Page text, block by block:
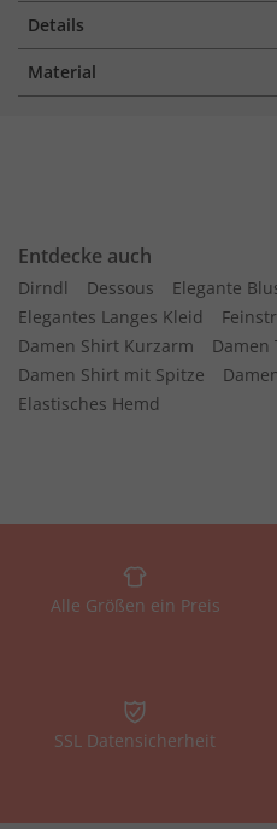
Details
Material
Entdecke auch
Dirndl Dessous
Elegante
Elegantes Langes Kleid
Damen Shirt Kurzarm
Damen
Damen Shirt mit Spitze
Elastisches Hemd
Alle Größen ein Preis
SSL Datensicherheit